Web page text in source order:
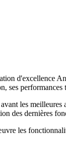
d'excellence
les
des dernières
les